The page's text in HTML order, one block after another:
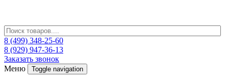
8 (499) 348-25-60
8 (929) 947-36-13
Заказать звонок
Меню
Toggle navigation